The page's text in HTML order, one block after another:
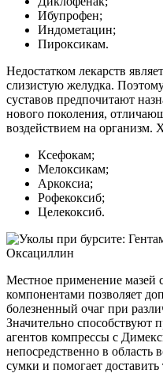
Ибупрофен;
Индометацин;
Пироксикам.
Недостатком лекарств
слизистую желудка.
суставов предпочитают
нового поколения,
воздействием на организм.
Ксефокам;
Мелоксикам;
Аркоксиа;
Рофекоксиб;
Целекоксиб.
Местное применение мазей
компонентами позволяет
болезненный очаг при
Значительно способствуют
агентов компрессы с
непосредственно в область
сумки и помогает